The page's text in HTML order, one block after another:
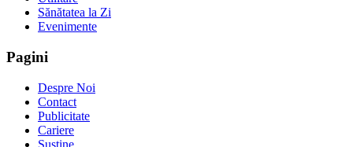
Sănătatea la Zi
Evenimente
Pagini
Despre Noi
Contact
Publicitate
Cariere
Susține